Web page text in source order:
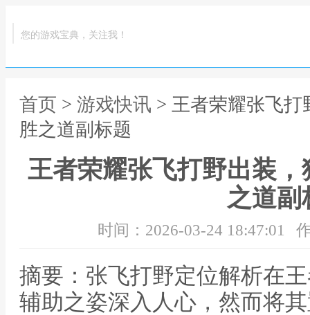
您的游戏宝典，关注我！
首页 > 游戏快讯 > 王者荣耀张飞
胜之道副标题
王者荣耀张飞打野出装
之道副
时间：2026-03-24 18:47:01
摘要：张飞打野定位解析在
辅助之姿深入人心，然而将